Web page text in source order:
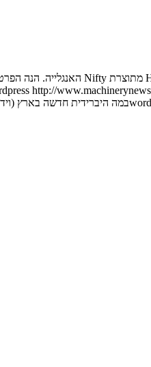
http://
במה היברידית חדשה בארץ